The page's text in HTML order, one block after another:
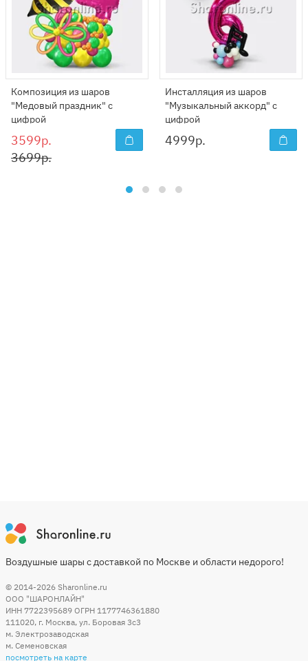
Композиция из шаров
"Медовый праздник" с
цифрой
3599р.
3699р.
Инсталляция из шаров
"Музыкальный аккорд" с
цифрой
4999р.
Воздушные шары с доставкой по Москве и области недорого!
© 2014-2026 Sharonline.ru
ООО "ШАРОНЛАЙН"
ИНН 7722395689 ОГРН 1177746361880
111020, г. Москва, ул. Боровая 3c3
м. Электрозаводская
м. Семеновская
посмотреть на карте